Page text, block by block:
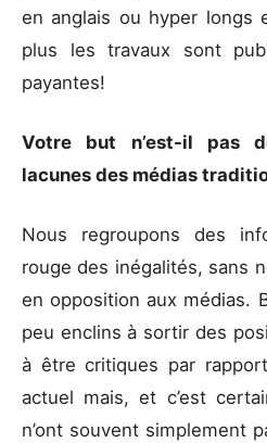
en anglais ou hyper longs
plus les travaux sont
payantes!
Votre but n’est-il pas
lacunes des médias
Nous regroupons des
rouge des inégalités, sans
en opposition aux médias.
peu enclins à sortir des
à être critiques par
actuel mais, et c’est
n’ont souvent simplement